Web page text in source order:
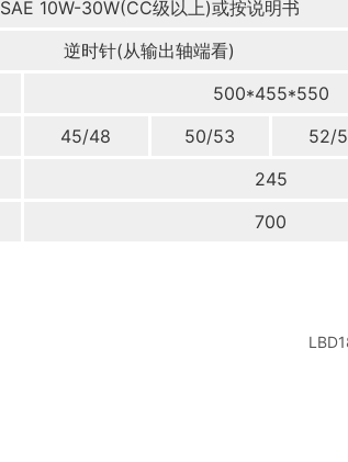
SAE 10W-30W(CC级以上)或按说明书
逆时针(从输出轴端看)
500*455*550
45/48 50/53 52/
245
700